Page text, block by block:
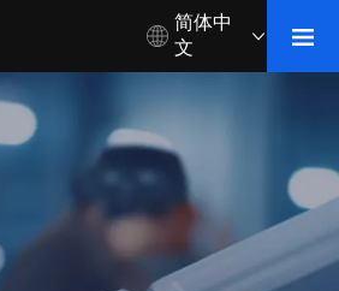
简体中
文